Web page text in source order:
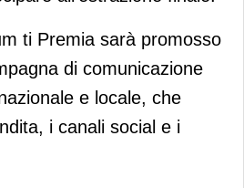
ti Premia sarà promosso
di comunicazione
e locale, che
i canali social e i